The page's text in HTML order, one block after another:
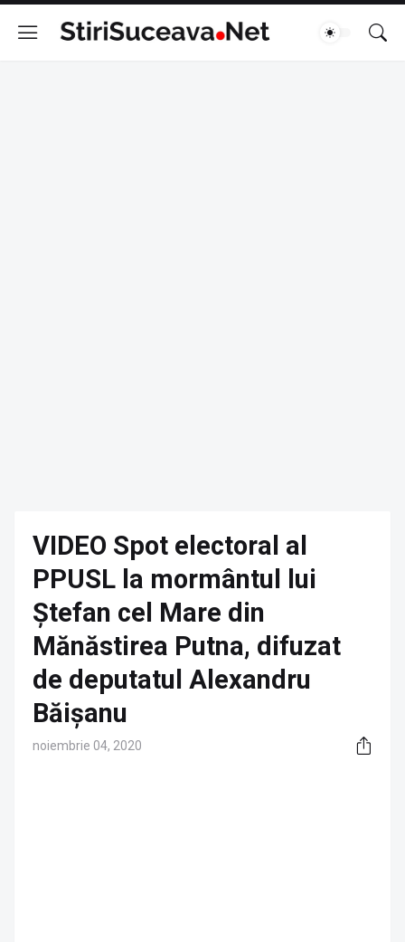
VIDEO Spot electoral al
PPUSL la mormântul lui
Ștefan cel Mare din
Mănăstirea Putna, difuzat
de deputatul Alexandru
Băișanu
noiembrie 04, 2020